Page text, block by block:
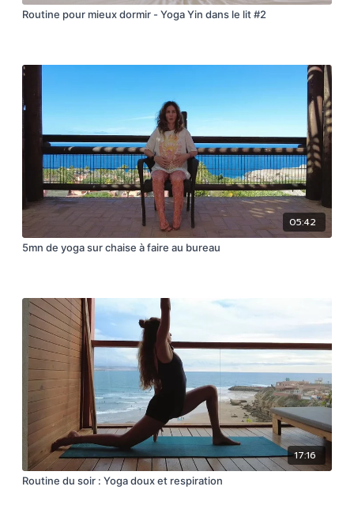
Routine pour mieux dormir - Yoga Yin dans le lit #2
05:42
5mn de yoga sur chaise à faire au bureau
17:16
Routine du soir : Yoga doux et respiration